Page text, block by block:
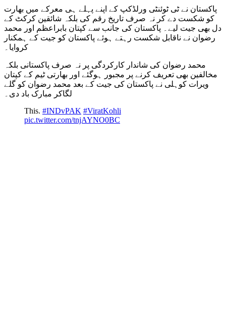
پاکستان نے ٹی ٹوئنٹی ورلڈکپ کے اپنے پہلے ہی معرکے میں بھارت
کو شکست دے کر نہ صرف تاریخ رقم کی بلکہ شائقین کرکٹ کے
دل بھی جیت لیے۔ پاکستان کی جانب سے کپتان بابراعظم اور محمد
رضوان نے ناقابل شکست رہتے ہوئے پاکستان کو جیت کے ہمکنار
کروایا۔
محمد رضوان کی شاندار کارکردگی پر نہ صرف پاکستانی بلکہ
مخالفین بھی تعریف کرنے پر مجبور ہوگئے اور بھارتی ٹیم کے کپتان
ویرات کوہلی نے پاکستان کی جیت کے بعد محمد رضوان کو گلے
لگاکر مبارک باد دی۔
This. #INDvPAK #ViratKohli
pic.twitter.com/tnjAYNO0BC